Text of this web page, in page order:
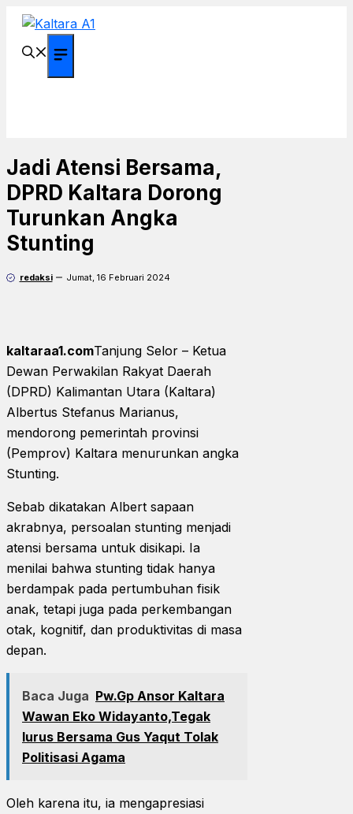
Langsung
Jadi Atensi Bersama,
DPRD Kaltara Dorong
Turunkan Angka
Stunting
redaksi Jumat, 16 Februari 2024
kaltaraa1.comTanjung Selor – Ketua
Dewan Perwakilan Rakyat Daerah
(DPRD) Kalimantan Utara (Kaltara)
Albertus Stefanus Marianus,
mendorong pemerintah provinsi
(Pemprov) Kaltara menurunkan angka
Stunting.
Sebab dikatakan Albert sapaan
akrabnya, persoalan stunting menjadi
atensi bersama untuk disikapi. Ia
menilai bahwa stunting tidak hanya
berdampak pada pertumbuhan fisik
anak, tetapi juga pada perkembangan
otak, kognitif, dan produktivitas di masa
depan.
Baca Juga Pw.Gp Ansor Kaltara
Wawan Eko Widayanto,Tegak
lurus Bersama Gus Yaqut Tolak
Politisasi Agama
Oleh karena itu, ia mengapresiasi